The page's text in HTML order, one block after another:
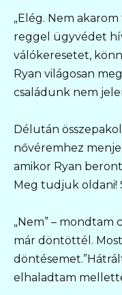
„Elég. Nem
reggel ügyvédet
válókeresetet,
Ryan világosan
családunk nem
Délután
nővéremhez
amikor Ryan
Meg tudjuk oldani!
„Nem” – mondtam
már döntöttél.
elhaladtam